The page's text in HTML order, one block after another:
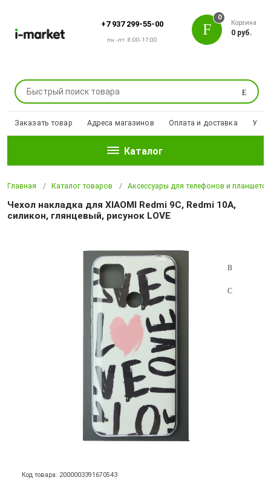
+7 937 299-55-00
пн.-пт. 8:00-17:00
Поиск
0
Корзина
0 руб.
Заказать товар Адреса магазинов Оплата и доставка
Каталог
Главная Каталог товаров Аксессуары для телефонов и планшетов
Чехол накладка для XIAOMI Redmi 9C, Redmi 10A,
силикон, глянцевый, рисунок LOVE
Код товара: 2000003391670543